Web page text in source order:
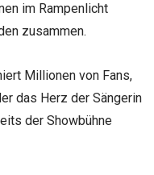
im Rampenlicht
zusammen.
Millionen von Fans,
das Herz der Sängerin
der Showbühne